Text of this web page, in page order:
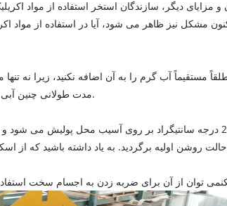
دیگر، سازندگان استخر استفاده از مواد
مشکل نیز ظاهر می شود، آیا در استفاده از مواد
مدت طولانی چنین آبی منجر به تغییر رنگ اکریلیک نیز می شود.
در صورت وجود آسیب در بروز چیزها، استفاده از کاغذ ساینده آب 2000 درجه سانتیگراد بر